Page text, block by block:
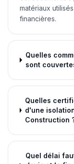
matériaux
financières.
Quelles
sont
Quelles
d'une
Construction
Quel délai